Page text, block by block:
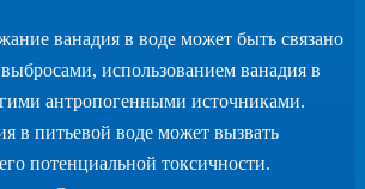
ванадия в воде может быть связано
использованием ванадия в
антропогенными источниками.
в питьевой воде может вызвать
потенциальной токсичности.